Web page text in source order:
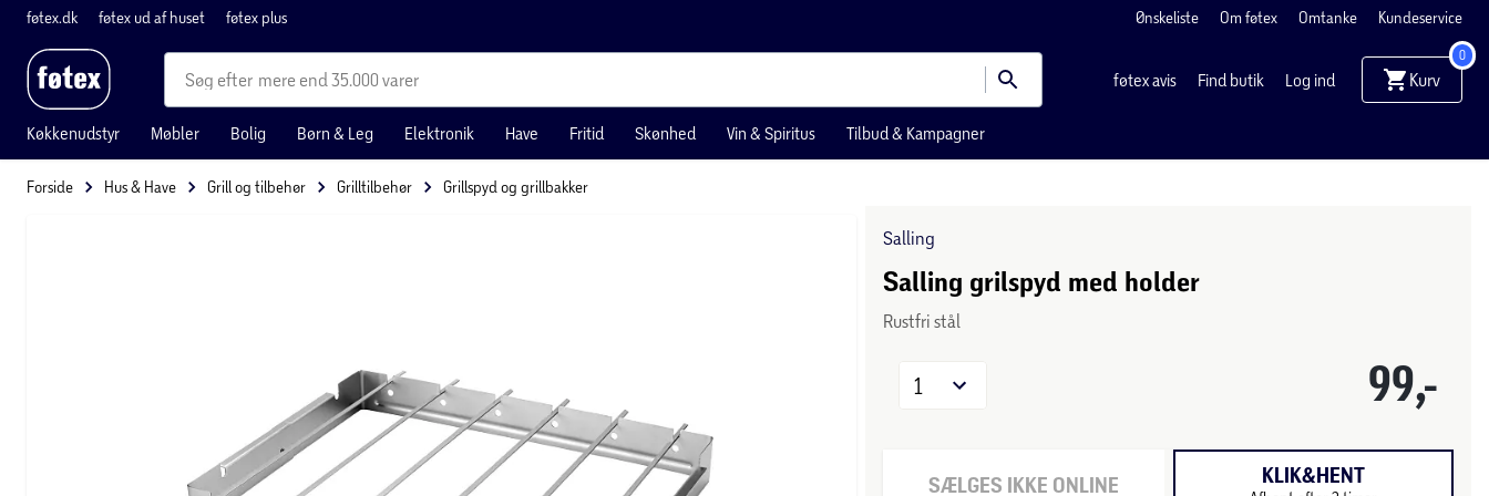
føtex.dk føtex ud af huset føtex plus Ønskeliste Om føtex Omtanke Kundeservice
mere end 35.000 varer føtex avis Find butik Log ind Kurv
0
Køkkenudstyr Møbler Bolig Børn & Leg Elektronik Have Fritid Skønhed Vin & Spiritus Tilbud & Kampagner
Forside Hus & Have Grill og tilbehør Grilltilbehør Grillspyd og grillbakker
Salling
Salling grilspyd med holder
Rustfri stål
99,-
1
SÆLGES IKKE ONLINE KLIK&HENT